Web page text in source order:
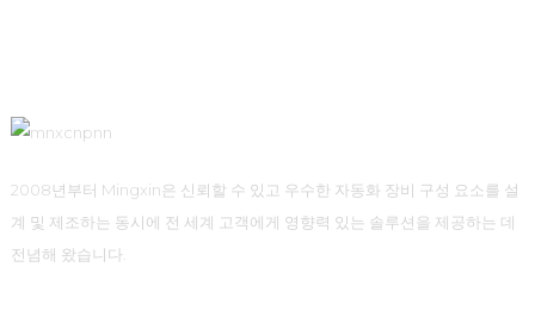
2008년부터 Mingxin은 신뢰할 수 있고 우수한 자동화 장비 구성 요소를 설
계 및 제조하는 동시에 전 세계 고객에게 영향력 있는 솔루션을 제공하는 데
전념해 왔습니다.